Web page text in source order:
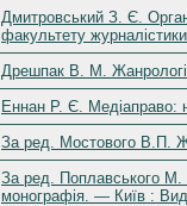
Дмитровський З. Є.
факультету
Дрешпак В. М.
Еннан Р. Є.
За ред. Мостового В.П.
За ред. Поплавського М.
монографія. — Київ :